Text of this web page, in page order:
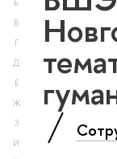
Б
В
Г
Д
Е
Ж
З
И